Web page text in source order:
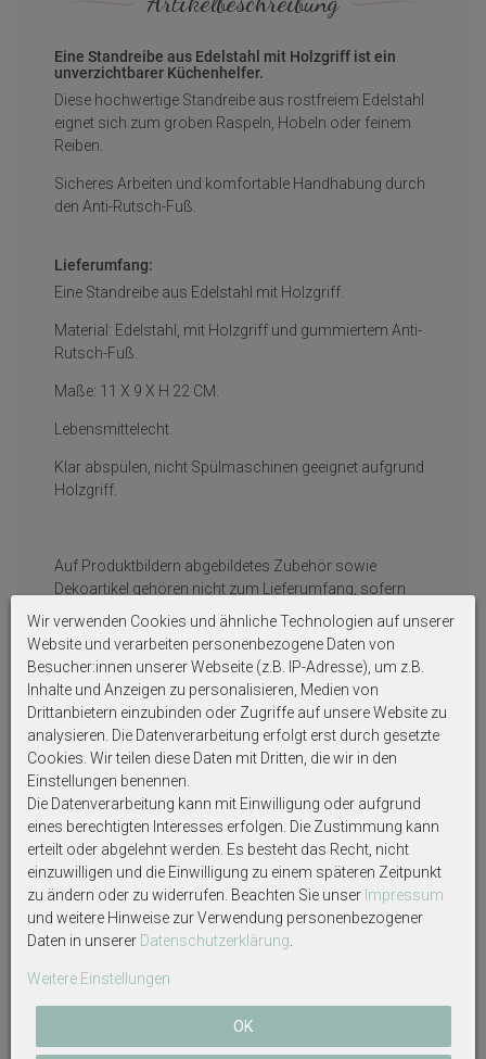
Eine Standreibe aus Edelstahl mit Holzgriff ist ein
unverzichtbarer Küchenhelfer.
Diese hochwertige Standreibe aus rostfreiem Edelstahl
eignet sich zum groben Raspeln, Hobeln oder feinem
Reiben.
Sicheres Arbeiten und komfortable Handhabung durch
den Anti-Rutsch-Fuß.
Lieferumfang:
Eine Standreibe aus Edelstahl mit Holzgriff.
Material: Edelstahl, mit Holzgriff und gummiertem Anti-
Rutsch-Fuß.
Maße: 11 X 9 X H 22 CM.
Lebensmittelecht.
Klar abspülen, nicht Spülmaschinen geeignet aufgrund
Holzgriff.
Auf Produktbildern abgebildetes Zubehör sowie
Dekoartikel gehören nicht zum Lieferumfang, sofern
diese nicht ausdrücklich eingeschlossen werden.
Weitere interessante Artikel
Wir verwenden Cookies und ähnliche Technologien auf unserer
Website und verarbeiten personenbezogene Daten von
Besucher:innen unserer Webseite (z.B. IP-Adresse), um z.B.
Inhalte und Anzeigen zu personalisieren, Medien von
Drittanbietern einzubinden oder Zugriffe auf unsere Website zu
analysieren. Die Datenverarbeitung erfolgt erst durch gesetzte
Cookies. Wir teilen diese Daten mit Dritten, die wir in den
Einstellungen benennen.
Die Datenverarbeitung kann mit Einwilligung oder aufgrund
eines berechtigten Interesses erfolgen. Die Zustimmung kann
erteilt oder abgelehnt werden. Es besteht das Recht, nicht
einzuwilligen und die Einwilligung zu einem späteren Zeitpunkt
zu ändern oder zu widerrufen. Beachten Sie unser Impressum
und weitere Hinweise zur Verwendung personenbezogener
Daten in unserer Daten­schutz­erklärung
Weitere Einstellungen
OK